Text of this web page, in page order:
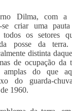
Dilma, com a
se criar uma
todos os setores
da posse da
distinta
de ocupação da
do que
do guarda-
1960.